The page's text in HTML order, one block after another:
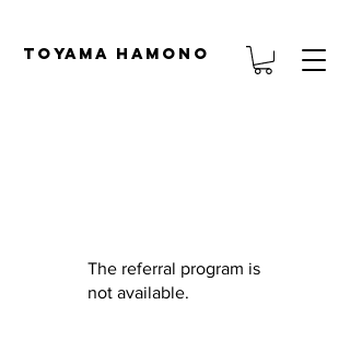
TOYAMA HAMONO
The referral program is
not available.